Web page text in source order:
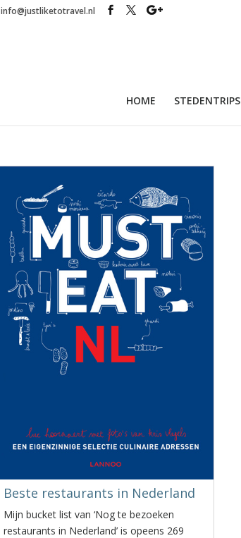
info@justliketotravel.nl
HOME STEDENTRIPS
Beste restaurants in Nederland
Mijn bucket list van ‘Nog te bezoeken
restaurants in Nederland’ is opeens 269